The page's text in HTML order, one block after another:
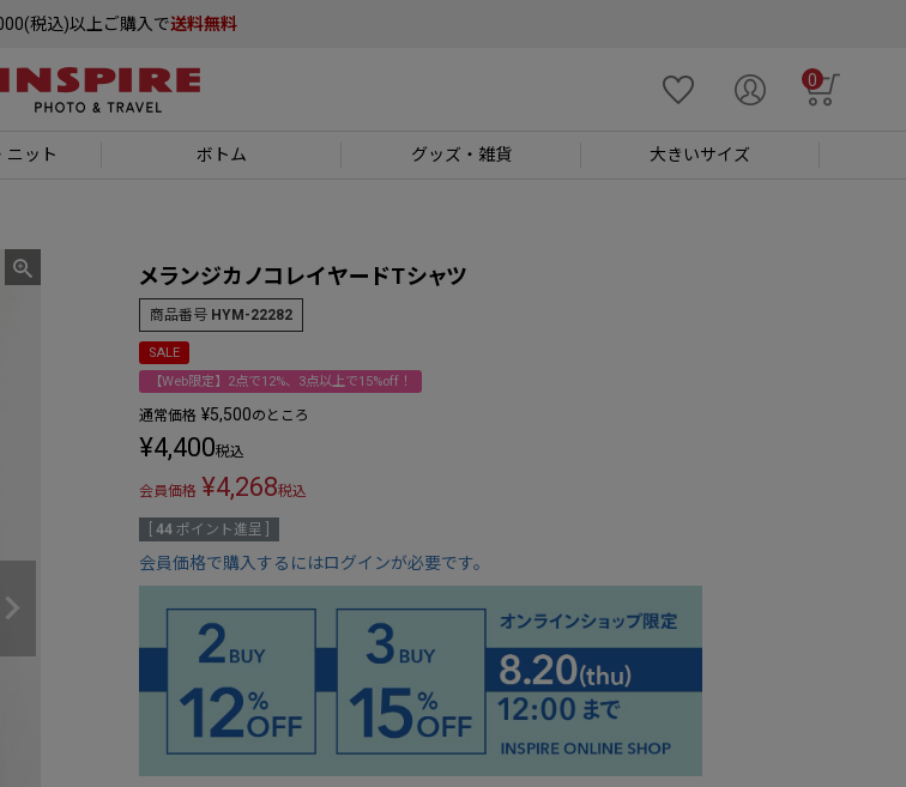
税込)以上ご購入で送料無料
0
ニット ボトム グッズ ・雑貨 大きいサイズ
メランジカノコレイヤードTシャツ
商品番号 HYM-22282
SALE
【Web限定】2点で12%、3点以上で15%off！
通常価格 ¥5,500のところ
¥4,400税込
会員価格 ¥4,268税込
44 ポイント進呈 ]
会員価格で購入するにはログインが必要です。